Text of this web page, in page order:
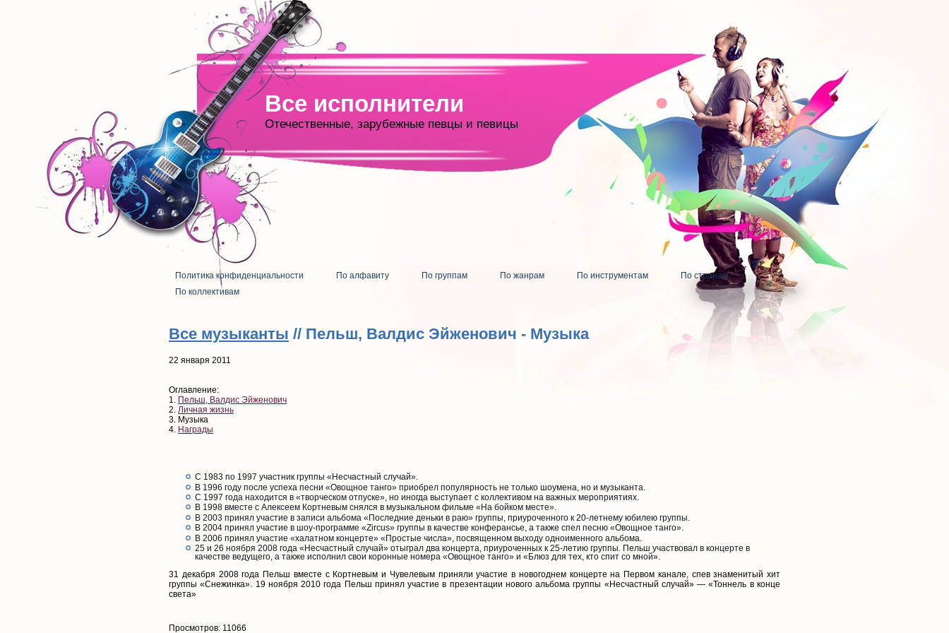
Все исполнители
Отечественные, зарубежные певцы и певицы
Политика конфиденциальности По алфавиту По группам По жанрам По инструментам
По странам
По коллективам
Все музыканты // Пельш, Валдис Эйженович - Музыка
22 января 2011
Оглавление:
1. Пельш, Валдис Эйженович
2. Личная жизнь
3. Музыка
4. Награды
C 1983 по 1997 участник группы «Несчастный случай».
В 1996 году после успеха песни «Овощное танго» приобрел популярность не только шоумена, но и музыканта.
С 1997 года находится в «творческом отпуске», но иногда выступает с коллективом на важных мероприятиях.
В 1998 вместе с Алексеем Кортневым снялся в музыкальном фильме «На бойком месте».
В 2003 принял участие в записи альбома «Последние деньки в раю» группы, приуроченного к 20-летнему юбилею группы.
В 2004 принял участие в шоу-программе «Zircus» группы в качестве конферансье, а также спел песню «Овощное танго».
В 2006 принял участие «халатном концерте» «Простые числа», посвященном выходу одноименного альбома.
25 и 26 ноября 2008 года «Несчастный случай» отыграл два концерта, приуроченных к 25-летию группы. Пельш участвовал в концерте в
качестве ведущего, а также исполнил свои коронные номера «Овощное танго» и «Блюз для тех, кто спит со мной».
31 декабря 2008 года Пельш вместе с Кортневым и Чувелевым приняли участие в новогоднем концерте на Первом канале, спев знаменитый хит
группы «Снежинка». 19 ноября 2010 года Пельш принял участие в презентации нового альбома группы «Несчастный случай» — «Тоннель в конце
света»
Просмотров: 11066